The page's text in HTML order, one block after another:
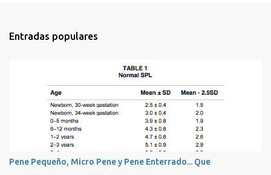
Entradas populares
Pene Pequeño, Micro Pene y Pene Enterrado... Que